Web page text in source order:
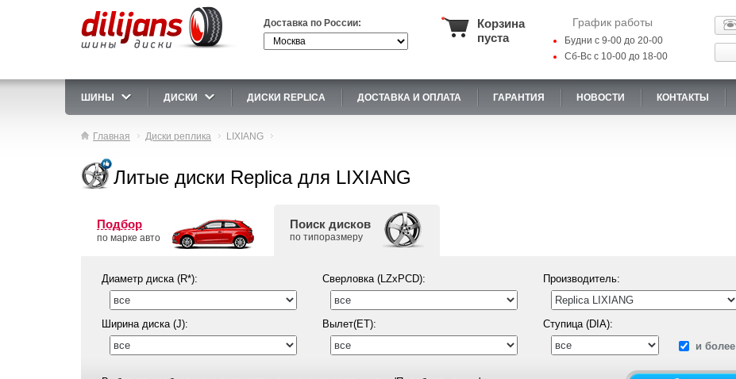
Доставка по России:
Корзина
пуста
График работы
Будни с 9-00 до 20-00
Сб-Вс с 10-00 до 18-00
ШИНЫ ДИСКИ ДИСКИ REPLICA ДОСТАВКА И ОПЛАТА ГАРАНТИЯ НОВОСТИ КОНТАКТЫ
Главная Диски реплика LIXIANG
Литые диски Replica для LIXIANG
Подбор
по марке авто
Поиск дисков
по типоразмеру
Диаметр диска (R*): Сверловка (LZxPCD): Производитель:
Ширина диска (J): Вылет(ET):
Ступица (DIA):
и более